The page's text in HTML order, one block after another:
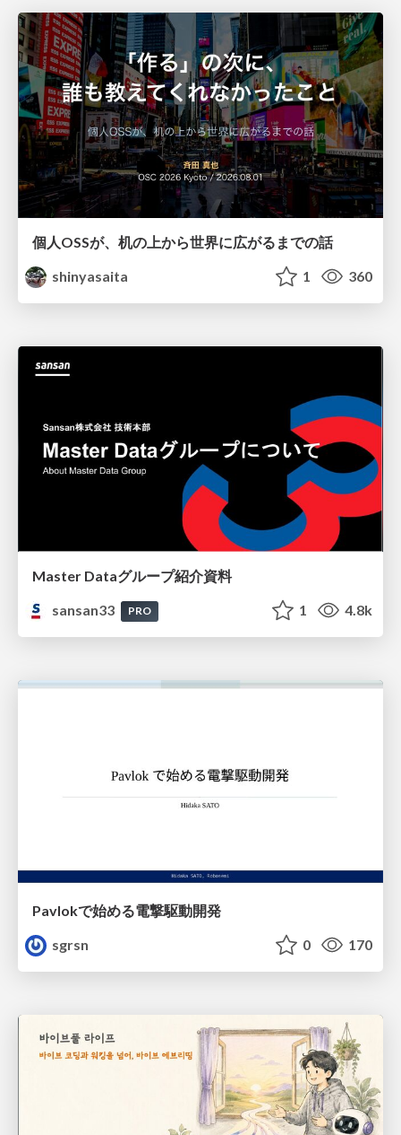
個人OSSが、机の上から世界に広がるまでの話
shinyasaita
1 360
Master Dataグループ紹介資料
sansan33
PRO 1 4.8k
Pavlokで始める電撃駆動開発
sgrsn
0 170